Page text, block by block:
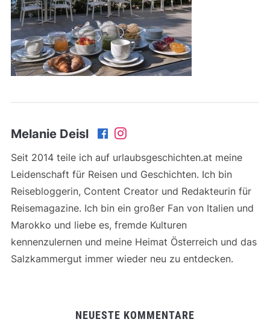
Melanie Deisl
Seit 2014 teile ich auf urlaubsgeschichten.at meine
Leidenschaft für Reisen und Geschichten. Ich bin
Reisebloggerin, Content Creator und Redakteurin für
Reisemagazine. Ich bin ein großer Fan von Italien und
Marokko und liebe es, fremde Kulturen
kennenzulernen und meine Heimat Österreich und das
Salzkammergut immer wieder neu zu entdecken.
NEUESTE KOMMENTARE